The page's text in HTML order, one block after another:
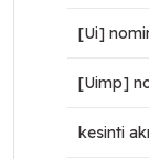
[Ui]
[Uimp]
kesinti